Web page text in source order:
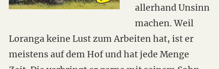
allerhand Unsinn
machen. Weil
Loranga keine Lust zum Arbeiten hat, ist er
meistens auf dem Hof und hat jede Menge